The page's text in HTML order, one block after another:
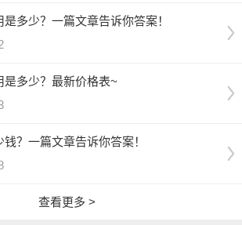
多少？一篇文章告诉你答案！
多少？最新价格表~
钱？一篇文章告诉你答案！
查看更多 >